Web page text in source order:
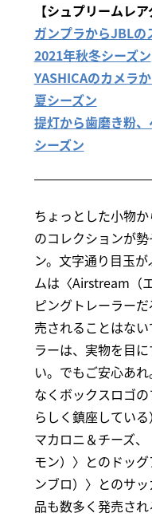
【シュプリームレ
ガンプラからJBLの
2021年秋冬シーズン
YASHICAのカメラ
夏シーズン
提灯から歯磨き粉
シーズン
ちょっとした小物
のコレクションが
ン。文字通り目玉
ムは〈Airstream（
ピングトレーラー
売されることはな
ラーは、実物を目
い。でもご安心あ
なくボックスロゴ
らしく鎮座してい
マカロニ＆チーズ
モン）〉とのドッ
ンブロ）〉とのサ
品も数多く発売さ